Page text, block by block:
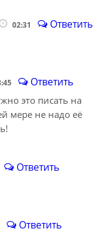
02:31 Ответить
Ответить
это писать на
мере не надо её
Ответить
Ответить